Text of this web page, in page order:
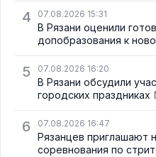
4 07.08.2026 15:31
В Рязани оценили
допобразования к
5 07.08.2026 16:20
В Рязани обсудили
городских праздниках
6 07.08.2026 16:47
Рязанцев приглашают
соревнования по